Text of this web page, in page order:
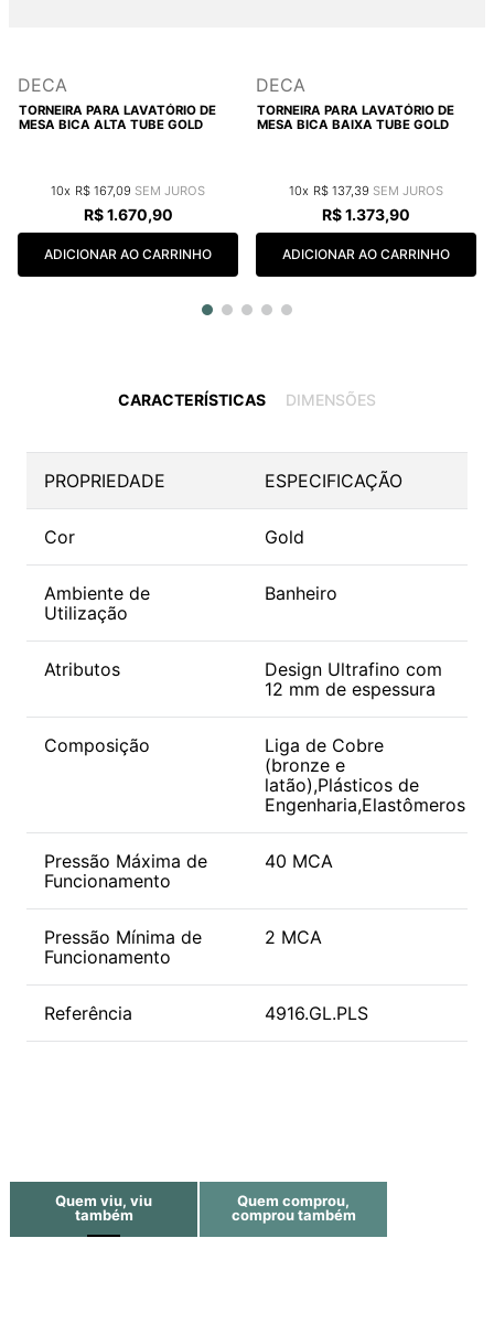
DECA
TORNEIRA PARA LAVATÓRIO DE
MESA BICA ALTA TUBE GOLD
10 R$ 167,09
R$ 1.670,90
ADICIONAR AO CARRINHO
DECA
TORNEIRA PARA LAVATÓRIO DE
MESA BICA BAIXA TUBE GOLD
10 R$ 137, 39
R$1.373,90
ADICIONAR AO CARRINHO
CARACTERÍSTICAS DIMENSÕES
PROPRIEDADE ESPECIFICAÇÃO
Cor Gold
Ambiente de
Utilização
Banheiro
Atributos
Design Ultrafino com
12 mm de espessura
Composição
Liga de Cobre
(bronze e
latão),Plásticos de
Engenharia,Elastômeros
Pressão Máxima de
Funcionamento
40 MCA
Pressão Mínima de
Funcionamento
2 MCA
Referência 4916.GL.PLS
Quem viu, viu
também
Quem comprou,
comprou também